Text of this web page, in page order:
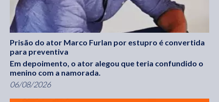
Prisão do ator Marco Furlan por estupro é convertida
para preventiva
Em depoimento, o ator alegou que teria confundido o
menino com a namorada.
06/08/2026